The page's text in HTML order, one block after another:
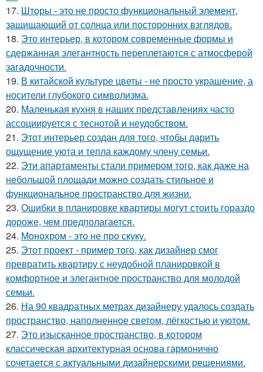
17. Шторы - это не просто функциональный элемент,
защищающий от солнца или посторонних взглядов.
18. Это интерьер, в котором современные формы и
сдержанная элегантность переплетаются с атмосферой
загадочности.
19. В китайской культуре цветы - не просто украшение, а
носители глубокого символизма.
20. Маленькая кухня в наших представлениях часто
ассоциируется с теснотой и неудобством.
21. Этот интерьер создан для того, чтобы дарить
ощущение уюта и тепла каждому члену семьи.
22. Эти апартаменты стали примером того, как даже на
небольшой площади можно создать стильное и
функциональное пространство для жизни.
23. Ошибки в планировке квартиры могут стоить гораздо
дороже, чем предполагается.
24. Монохром - это не про скуку.
25. Этот проект - пример того, как дизайнер смог
превратить квартиру с неудобной планировкой в
комфортное и элегантное пространство для молодой
семьи.
26. На 90 квадратных метрах дизайнеру удалось создать
пространство, наполненное светом, лёгкостью и уютом.
27. Это изысканное пространство, в котором
классическая архитектурная основа гармонично
сочетается с актуальными дизайнерскими решениями.